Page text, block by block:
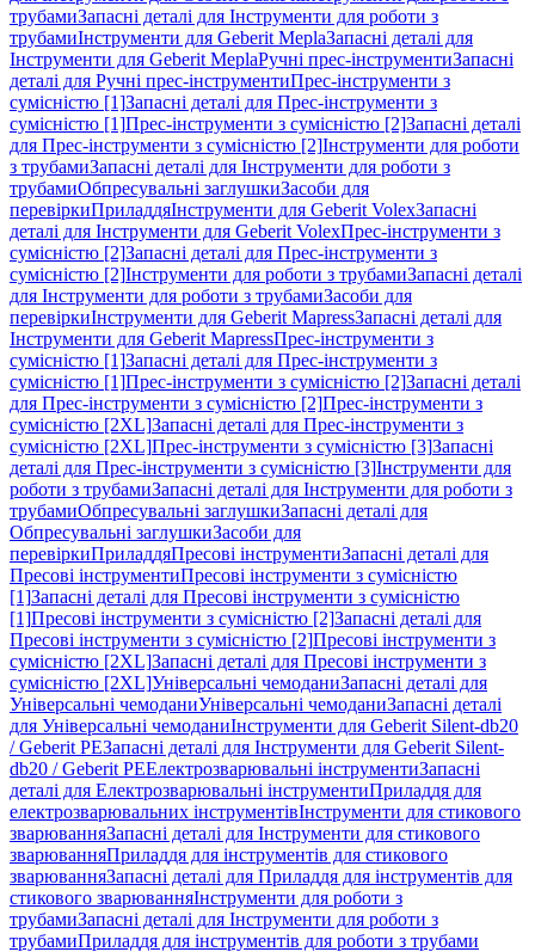
трубамиЗапасні деталі для Інструменти для роботи з
трубамиІнструменти для Geberit MeplaЗапасні деталі для
Інструменти для Geberit MeplaРучні прес-інструментиЗапасні
деталі для Ручні прес-інструментиПрес-інструменти з
сумісністю [1]Запасні деталі для Прес-інструменти з
сумісністю [1]Прес-інструменти з сумісністю [2]Запасні деталі
для Прес-інструменти з сумісністю [2]Інструменти для роботи
з трубамиЗапасні деталі для Інструменти для роботи з
трубамиОбпресувальні заглушкиЗасоби для
перевіркиПриладдяІнструменти для Geberit VolexЗапасні
деталі для Інструменти для Geberit VolexПрес-інструменти з
сумісністю [2]Запасні деталі для Прес-інструменти з
сумісністю [2]Інструменти для роботи з трубамиЗапасні деталі
для Інструменти для роботи з трубамиЗасоби для
перевіркиІнструменти для Geberit MapressЗапасні деталі для
Інструменти для Geberit MapressПрес-інструменти з
сумісністю [1]Запасні деталі для Прес-інструменти з
сумісністю [1]Прес-інструменти з сумісністю [2]Запасні деталі
для Прес-інструменти з сумісністю [2]Прес-інструменти з
сумісністю [2XL]Запасні деталі для Прес-інструменти з
сумісністю [2XL]Прес-інструменти з сумісністю [3]Запасні
деталі для Прес-інструменти з сумісністю [3]Інструменти для
роботи з трубамиЗапасні деталі для Інструменти для роботи з
трубамиОбпресувальні заглушкиЗапасні деталі для
Обпресувальні заглушкиЗасоби для
перевіркиПриладдяПресові інструментиЗапасні деталі для
Пресові інструментиПресові інструменти з сумісністю
[1]Запасні деталі для Пресові інструменти з сумісністю
[1]Пресові інструменти з сумісністю [2]Запасні деталі для
Пресові інструменти з сумісністю [2]Пресові інструменти з
сумісністю [2XL]Запасні деталі для Пресові інструменти з
сумісністю [2XL]Універсальні чемоданиЗапасні деталі для
Універсальні чемоданиУніверсальні чемоданиЗапасні деталі
для Універсальні чемоданиІнструменти для Geberit Silent-db20
/ Geberit PEЗапасні деталі для Інструменти для Geberit Silent-
db20 / Geberit PEЕлектрозварювальні інструментиЗапасні
деталі для Електрозварювальні інструментиПриладдя для
електрозварювальних інструментівІнструменти для стикового
зварюванняЗапасні деталі для Інструменти для стикового
зварюванняПриладдя для інструментів для стикового
зварюванняЗапасні деталі для Приладдя для інструментів для
стикового зварюванняІнструменти для роботи з
трубамиЗапасні деталі для Інструменти для роботи з
трубамиПриладдя для інструментів для роботи з трубами